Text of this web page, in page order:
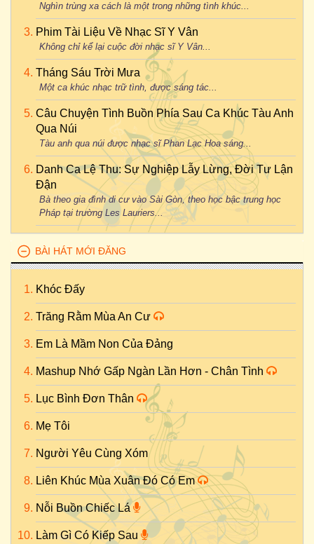
Nghìn trùng xa cách là một trong những tình khúc...
Phim Tài Liệu Về Nhạc Sĩ Y Vân
Không chỉ kể lại cuộc đời nhạc sĩ Y Vân...
Tháng Sáu Trời Mưa
Một ca khúc nhạc trữ tình, được sáng tác...
Câu Chuyện Tình Buồn Phía Sau Ca Khúc Tàu Anh
Qua Núi
Tàu anh qua núi được nhạc sĩ Phan Lạc Hoa sáng...
Danh Ca Lệ Thu: Sự Nghiệp Lẫy Lừng, Đời Tư Lận
Đận
Bà theo gia đình di cư vào Sài Gòn, theo học bậc trung học
Pháp tại trường Les Lauriers...
BÀI HÁT MỚI ĐĂNG
Khóc Đấy
Trăng Rằm Mùa An Cư
Em Là Mầm Non Của Đảng
Mashup Nhớ Gấp Ngàn Lần Hơn - Chân Tình
Lục Bình Đơn Thân
Mẹ Tôi
Người Yêu Cùng Xóm
Liên Khúc Mùa Xuân Đó Có Em
Nỗi Buồn Chiếc Lá
Làm Gì Có Kiếp Sau